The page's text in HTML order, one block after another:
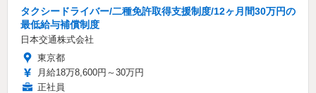
タクシードライバー/二種免許取得支援制度/12ヶ月間30万円の
最低給与補償制度
日本交通株式会社
東京都
月給18万8,600円～30万円
正社員